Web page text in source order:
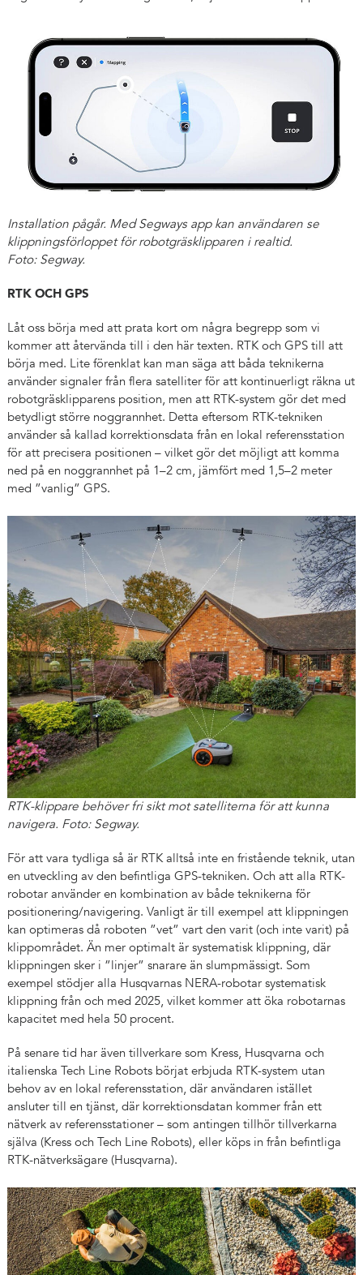
Installation pågår. Med Segways app kan användaren se
klippningsförloppet för robotgräsklipparen i realtid.
Foto: Segway.
RTK OCH GPS
Låt oss börja med att prata kort om några begrepp som vi
kommer att återvända till i den här texten. RTK och GPS till att
börja med. Lite förenklat kan man säga att båda teknikerna
använder signaler från flera satelliter för att kontinuerligt räkna ut
robotgräsklipparens position, men att RTK-system gör det med
betydligt större noggrannhet. Detta eftersom RTK-tekniken
använder så kallad korrektionsdata från en lokal referensstation
för att precisera positionen – vilket gör det möjligt att komma
ned på en noggrannhet på 1–2 cm, jämfört med 1,5–2 meter
med ”vanlig” GPS.
RTK-klippare behöver fri sikt mot satelliterna för att kunna
navigera. Foto: Segway.
För att vara tydliga så är RTK alltså inte en fristående teknik, utan
en utveckling av den befintliga GPS-tekniken. Och att alla RTK-
robotar använder en kombination av både teknikerna för
positionering/navigering. Vanligt är till exempel att klippningen
kan optimeras då roboten ”vet” vart den varit (och inte varit) på
klippområdet. Än mer optimalt är systematisk klippning, där
klippningen sker i ”linjer” snarare än slumpmässigt. Som
exempel stödjer alla Husqvarnas NERA-robotar systematisk
klippning från och med 2025, vilket kommer att öka robotarnas
kapacitet med hela 50 procent.
På senare tid har även tillverkare som Kress, Husqvarna och
italienska Tech Line Robots börjat erbjuda RTK-system utan
behov av en lokal referensstation, där användaren istället
ansluter till en tjänst, där korrektionsdatan kommer från ett
nätverk av referensstationer – som antingen tillhör tillverkarna
själva (Kress och Tech Line Robots), eller köps in från befintliga
RTK-nätverksägare (Husqvarna).